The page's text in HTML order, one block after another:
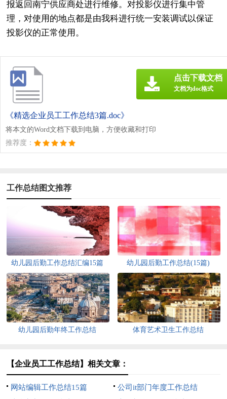
报返回南宁供应商处进行维修。对投影仪进行集中管
理，对使用的地点都是由我科进行统一安装调试以保证
投影仪的正常使用。
《精选企业员工工作总结3篇.doc》
将本文的Word文档下载到电脑，方便收藏和打印
推荐度：
点击下载文档
文档为doc格式
工作总结图文推荐
幼儿园后勤工作总结汇编15篇 幼儿园后勤工作总结(15篇)
幼儿园后勤年终工作总结 体育艺术卫生工作总结
【企业员工工作总结】相关文章：
网站编辑工作总结15篇
公司it部门年度工作总结